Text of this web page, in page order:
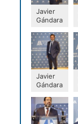
Javier
Gándara
Javier
Gándara